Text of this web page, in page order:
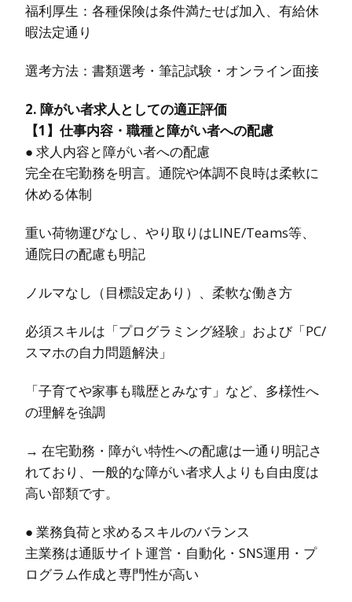
福利厚生：各種保険は条件満たせば加入、有給休
暇法定通り
選考方法：書類選考・筆記試験・オンライン面接
2. 障がい者求人としての適正評価
【1】仕事内容・職種と障がい者への配慮
● 求人内容と障がい者への配慮
完全在宅勤務を明言。通院や体調不良時は柔軟に
休める体制
重い荷物運びなし、やり取りはLINE/Teams等、
通院日の配慮も明記
ノルマなし（目標設定あり）、柔軟な働き方
必須スキルは「プログラミング経験」および「PC/
スマホの自力問題解決」
「子育てや家事も職歴とみなす」など、多様性へ
の理解を強調
→ 在宅勤務・障がい特性への配慮は一通り明記さ
れており、一般的な障がい者求人よりも自由度は
高い部類です。
● 業務負荷と求めるスキルのバランス
主業務は通販サイト運営・自動化・SNS運用・プ
ログラム作成と専門性が高い